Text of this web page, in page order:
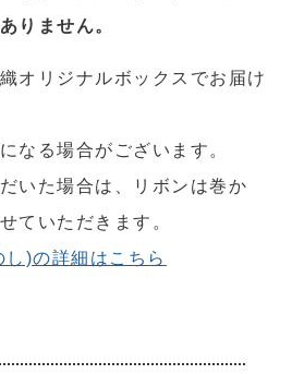
りません。
オリジナルボックスでお届け
なる場合がございます。
いた場合は、リボンは巻か
ていただきます。
)の詳細はこちら